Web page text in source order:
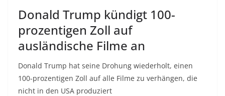
Donald Trump kündigt 100-
prozentigen Zoll auf
ausländische Filme an
Donald Trump hat seine Drohung wiederholt, einen
100-prozentigen Zoll auf alle Filme zu verhängen, die
nicht in den USA produziert